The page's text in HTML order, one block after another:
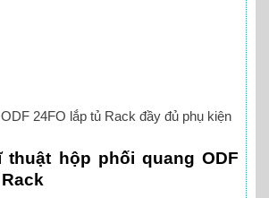
24FO lắp tủ Rack đầy đủ phụ kiện
thuật hộp phối quang ODF